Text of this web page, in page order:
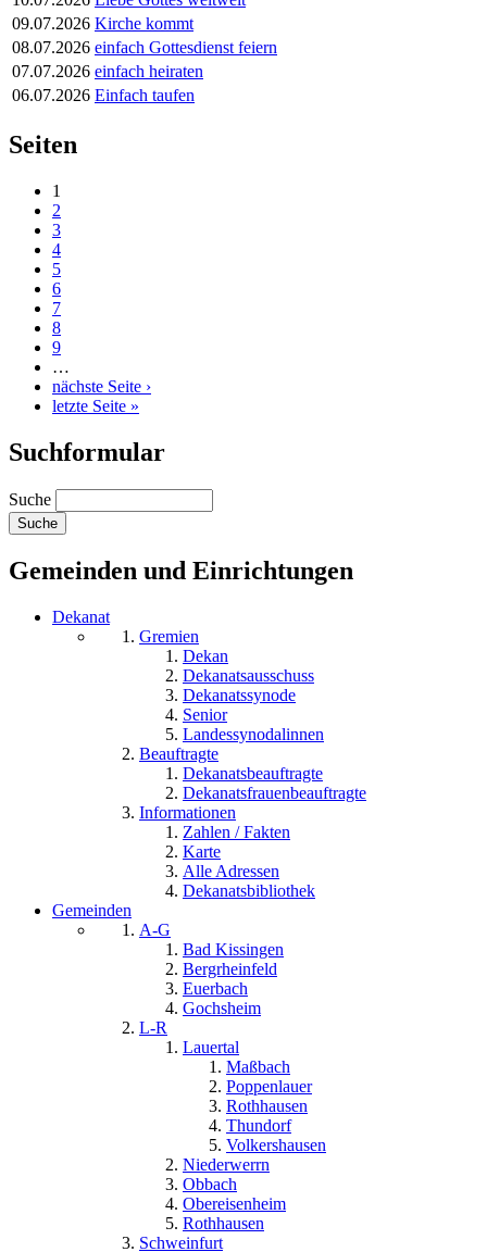
09.07.2026 Kirche kommt
08.07.2026 einfach Gottesdienst feiern
07.07.2026 einfach heiraten
06.07.2026 Einfach taufen
Seiten
1
2
3
4
5
6
7
8
9
…
nächste Seite ›
letzte Seite »
Suchformular
Suche
Gemeinden und Einrichtungen
Dekanat
Gremien
Dekan
Dekanatsausschuss
Dekanatssynode
Senior
Landessynodalinnen
Beauftragte
Dekanatsbeauftragte
Dekanatsfrauenbeauftragte
Informationen
Zahlen / Fakten
Karte
Alle Adressen
Dekanatsbibliothek
Gemeinden
A-G
Bad Kissingen
Bergrheinfeld
Euerbach
Gochsheim
L-R
Lauertal
Maßbach
Poppenlauer
Rothhausen
Thundorf
Volkershausen
Niederwerrn
Obbach
Obereisenheim
Rothhausen
Schweinfurt